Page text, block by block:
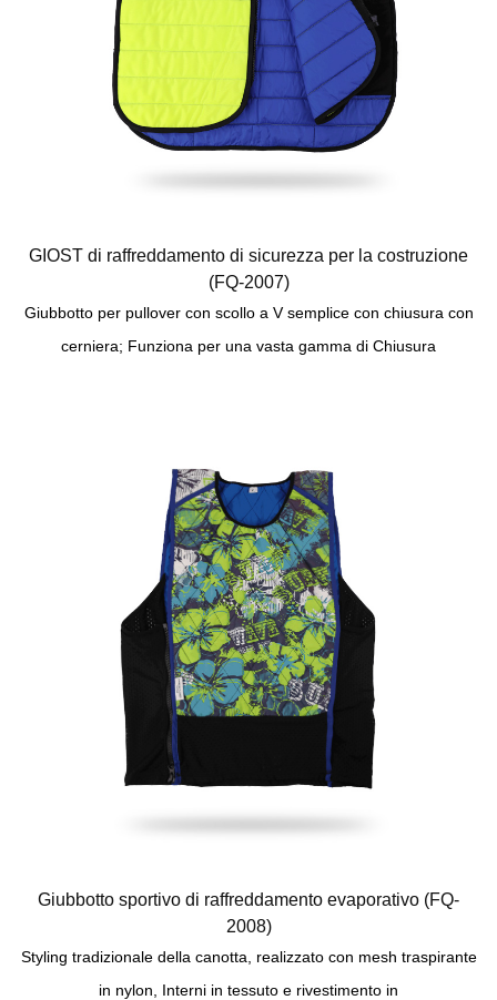
GIOST di raffreddamento di sicurezza per la costruzione
(FQ-2007)
Giubbotto per pullover con scollo a V semplice con chiusura con
cerniera; Funziona per una vasta gamma di Chiusura
Giubbotto sportivo di raffreddamento evaporativo (FQ-
2008)
Styling tradizionale della canotta, realizzato con mesh traspirante
in nylon, Interni in tessuto e rivestimento in